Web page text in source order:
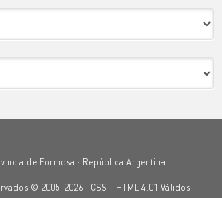
de Formosa · República Argentina
© 2005-2026 · CSS - HTML 4.01 Válidos